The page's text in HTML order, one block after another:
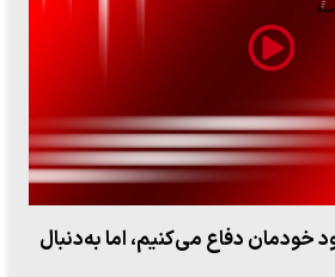
خودمان دفاع می‌کنیم، اما به‌دنبال